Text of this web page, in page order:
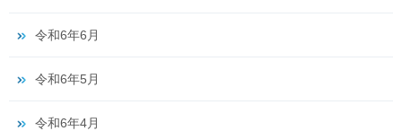
令和6年6月
令和6年5月
令和6年4月